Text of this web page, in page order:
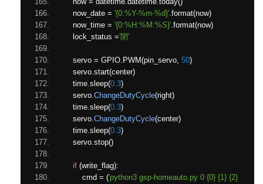
    now_date
= '{0:%Y-%m-%d}'.format(now)
    now_time
= '{0:%H:%M:%S}'.format(now)
    lock_status
='閉'
    servo
= GPIO. PWM(pin_servo, 50)
    servo
.start(center)
    time
.sleep(0.3)
    servo
.ChangeDutyCycle(right)
    time
.sleep(0.3)
    servo
.ChangeDutyCycle(center)
    time
.sleep(0.3)
    servo
.stop()
if (write_flag):
        cmd
= ('python3 gsp-homeauto.py 0 {0} {1} {2}